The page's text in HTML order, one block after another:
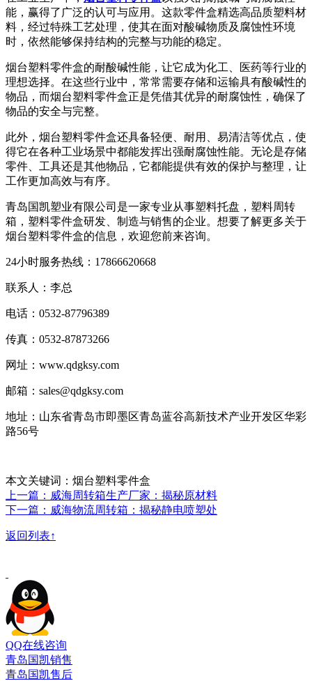
能，赢得了广泛的认可与应用。这款零件盒精选高品质塑料材
料，经过特殊工艺处理，使其在面对酸碱物质及腐蚀性环境
时，依然能够保持结构的完整与功能的稳定。
烟台塑料零件盒的耐酸碱性能，让它成为化工、医药等行业的
理想选择。在这些行业中，常常需要存储和运输具有酸碱性的
物品，而烟台塑料零件盒正是凭借其优异的耐腐蚀性，确保了
物品的安全与完整。
此外，烟台塑料零件盒还具备轻便、耐用、易清洁等优点，使
得它在各种工业场景中都能发挥出强耐腐蚀性能。无论是存储
零件、工具还是其他物品，它都能提供有效的保护与整理，让
工作更加高效与有序。
青岛国凯塑业有限公司是一家专业从事塑料托盘，塑料周转
箱，塑料零件盒研发、制造与销售的企业。想要了解更多关于
烟台塑料零件盒的信息，欢迎您前来咨询。
24小时服务热线：17866620668
联系人：李总
电话：0532-87796389
传真：0532-87873266
网址：www.qdgksy.com
邮箱：sales@qdgksy.com
地址：山东省青岛市即墨区青岛蓝谷高新技术产业开发区华彩
路56号
本文关键词：烟台塑料零件盒
上一篇：威海周转箱生产厂家：揭秘原材料
下一篇：威海物流周转箱：揭秘静电喷塑处
返回列表↑
QQ在线咨询
青岛国凯销售
青岛国凯售后